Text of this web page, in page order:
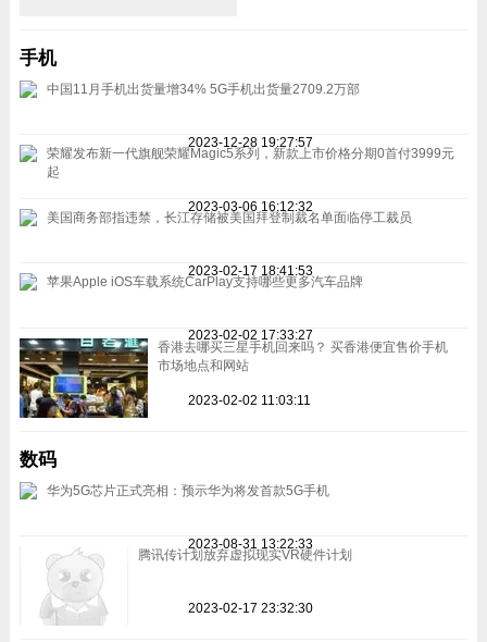
手机
中国11月手机出货量增34% 5G手机出货量2709.2万部
2023-12-28 19:27:57
荣耀发布新一代旗舰荣耀Magic5系列，新款上市价格分期0首付3999元
起
2023-03-06 16:12:32
美国商务部指违禁，长江存储被美国拜登制裁名单面临停工裁员
2023-02-17 18:41:53
苹果Apple iOS车载系统CarPlay支持哪些更多汽车品牌
2023-02-02 17:33:27
香港去哪买三星手机回来吗？ 买香港便宜售价手机
市场地点和网站
2023-02-02 11:03:11
数码
华为5G芯片正式亮相：预示华为将发首款5G手机
2023-08-31 13:22:33
腾讯传计划放弃虚拟现实VR硬件计划
2023-02-17 23:32:30